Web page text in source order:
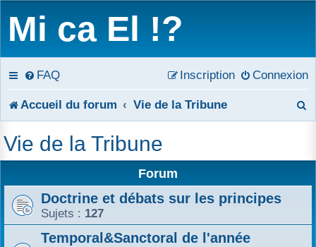
Mi ca El !?
FAQ Connexion
Inscription
Accueil du forum Vie de la Tribune
Vie de la Tribune
Forum
Doctrine et débats sur les principes
Sujets : 127
Temporal&Sanctoral de l'année